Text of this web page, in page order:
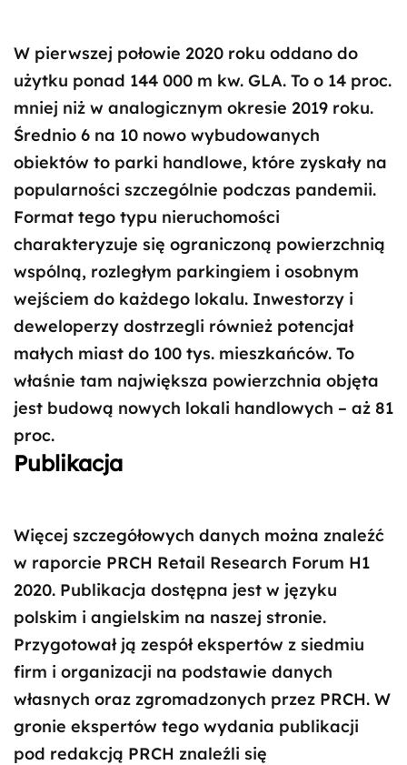
W pierwszej połowie 2020 roku oddano do
użytku ponad 144 000 m kw. GLA. To o 14 proc.
mniej niż w analogicznym okresie 2019 roku.
Średnio 6 na 10 nowo wybudowanych
obiektów to parki handlowe, które zyskały na
popularności szczególnie podczas pandemii.
Format tego typu nieruchomości
charakteryzuje się ograniczoną powierzchnią
wspólną, rozległym parkingiem i osobnym
wejściem do każdego lokalu. Inwestorzy i
deweloperzy dostrzegli również potencjał
małych miast do 100 tys. mieszkańców. To
właśnie tam największa powierzchnia objęta
jest budową nowych lokali handlowych – aż 81
proc.
Publikacja
Więcej szczegółowych danych można znaleźć
w raporcie PRCH Retail Research Forum H1
2020. Publikacja dostępna jest w języku
polskim i angielskim na naszej stronie.
Przygotował ją zespół ekspertów z siedmiu
firm i organizacji na podstawie danych
własnych oraz zgromadzonych przez PRCH. W
gronie ekspertów tego wydania publikacji
pod redakcją PRCH znaleźli się